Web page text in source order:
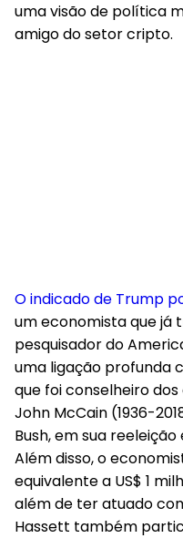
uma visão de política
amigo do setor cripto.
O indicado de Trump
um economista que já
pesquisador do
uma ligação profunda
que foi conselheiro
John McCain (1936-
Bush, em sua reeleição
Além disso, o
equivalente a US$ 1
além de ter atuado
Hassett também